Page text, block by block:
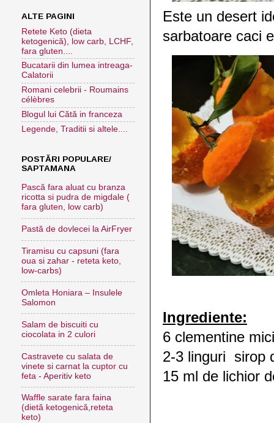
Este un desert
sarbatoare caci
Ingrediente:
6 clementine mici
2-3 linguri sirop
15 ml de lichior
ALTE PAGINI
Retete Keto (dieta
ketogenică), low carb, LCHF,
fara gluten....
Bucatarii din lumea intreaga-
Calatorii
Romani celebrii - Roumains
célèbres
Blogul lui Cătă in franceza
Legende, Traditii si altele....
POSTĂRI POPULARE/
SAPTAMANA
Pască fara aluat cu branza
ricotta si pudra de migdale (
fara gluten, low carb)
Pastă de dovlecei la AirFryer
Tiramisu cu capsuni (fara
oua si zahar - reteta keto,
low-carbs)
Omleta Honiara – Insulele
Salomon
Salam de biscuiti cu
ciocolata in 2 culori
Castravete cu salata de
vinete si carnat la cuptor cu
feta - Aperitiv keto
Waffle sarate fara faina
(dietă ketogenică,reteta
keto)